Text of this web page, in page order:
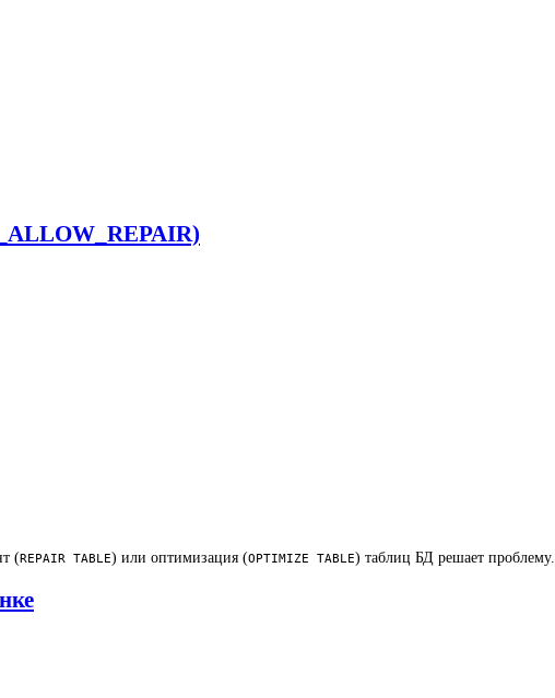
(REPAIR TABLE) или оптимизация (OPTIMIZE TABLE) таблиц БД решает проблему.